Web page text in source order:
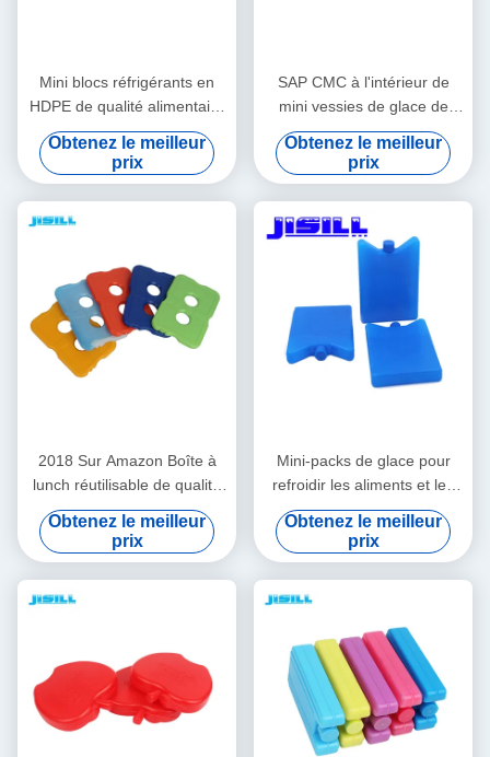
Mini blocs réfrigérants en
HDPE de qualité alimentaire
Forme/Couleur/Taille/Impression/Emballage
personnalisables Livraison
en 15-20 jours
Obtenez le meilleur
prix
SAP CMC à l'intérieur de
mini vessies de glace de
Liquild pour des enfants 10,8
* 5,8 * 2cm
Obtenez le meilleur
prix
2018 Sur Amazon Boîte à
lunch réutilisable de qualité
alimentaire, refroidisseur,
pack de glace mince et dur
pour sac à lunch, aspect
transparent
Obtenez le meilleur
prix
Mini-packs de glace pour
refroidir les aliments et les
boissons dans les boîtes à
lunch, les pique-niques et
plus encore. Polyvalents,
portables et réutilisables
pour le camping, la pêche et
plus encore.
Obtenez le meilleur
prix